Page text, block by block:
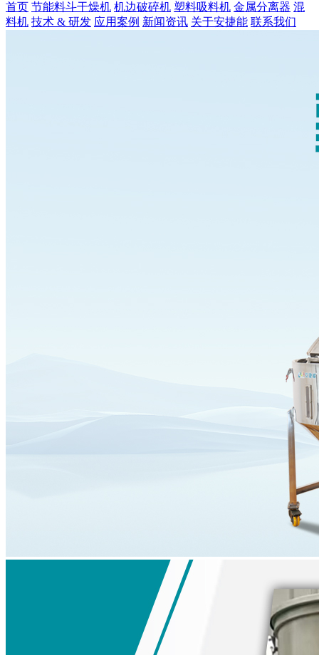
首页 节能料斗干燥机 机边破碎机 塑料吸料机 金属分离器 混
料机 技术 & 研发 应用案例 新闻资讯 关于安捷能 联系我们